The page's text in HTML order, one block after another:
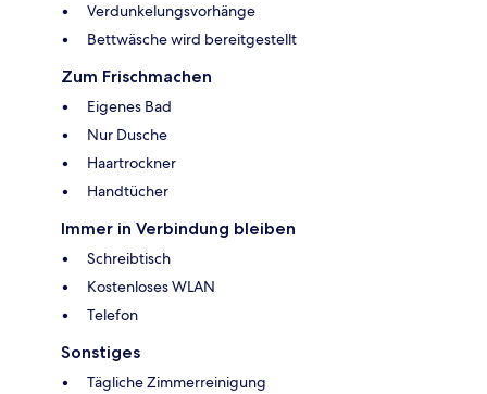
Verdunkelungsvorhänge
Bettwäsche wird bereitgestellt
Zum Frischmachen
Eigenes Bad
Nur Dusche
Haartrockner
Handtücher
Immer in Verbindung bleiben
Schreibtisch
Kostenloses WLAN
Telefon
Sonstiges
Tägliche Zimmerreinigung